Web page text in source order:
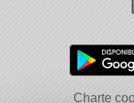
Charte